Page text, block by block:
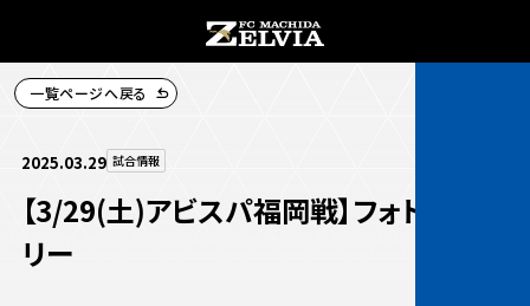
一覧ページへ戻る
2025.03.29 試合情報
【3/29(土)アビスパ福岡戦】フォトギャラ
リー